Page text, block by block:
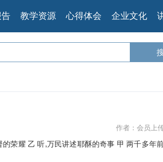
教学资源 心得体会 企业文化
作者：会员上
荣耀 乙 听,万民讲述耶酥的奇事 甲 两千多年